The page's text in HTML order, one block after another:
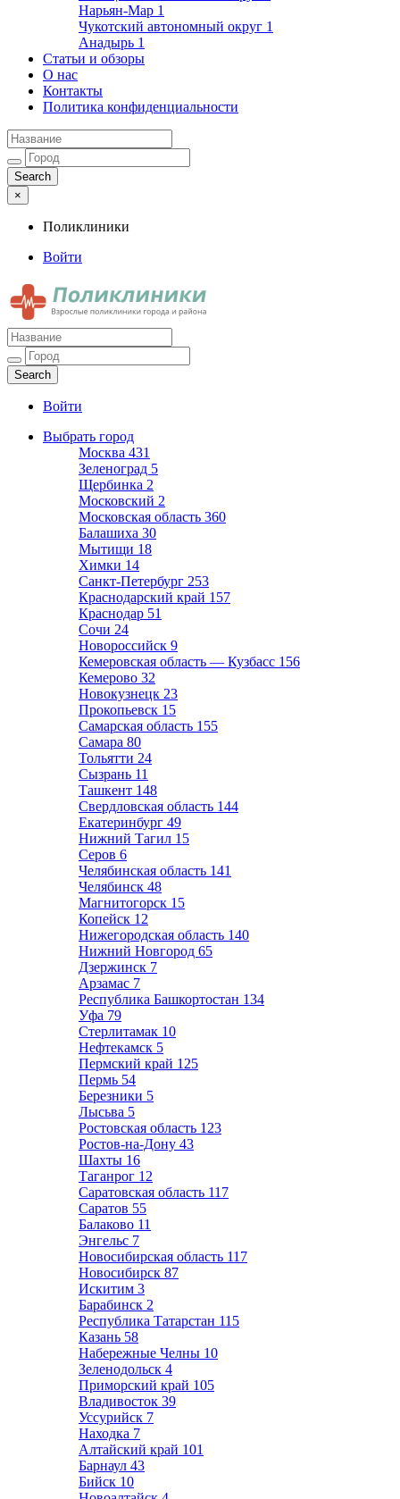
Нарьян-Мар 1
Чукотский автономный округ 1
Анадырь 1
Статьи и обзоры
О нас
Контакты
Политика конфиденциальности
×
Поликлиники
Войти
Поликлиники
Взрослые поликлиники города и района
Войти
Выбрать город
Москва 431
Зеленоград 5
Щербинка 2
Московский 2
Московская область 360
Балашиха 30
Мытищи 18
Химки 14
Санкт-Петербург 253
Краснодарский край 157
Краснодар 51
Сочи 24
Новороссийск 9
Кемеровская область — Кузбасс 156
Кемерово 32
Новокузнецк 23
Прокопьевск 15
Самарская область 155
Самара 80
Тольятти 24
Сызрань 11
Ташкент 148
Свердловская область 144
Екатеринбург 49
Нижний Тагил 15
Серов 6
Челябинская область 141
Челябинск 48
Магнитогорск 15
Копейск 12
Нижегородская область 140
Нижний Новгород 65
Дзержинск 7
Арзамас 7
Республика Башкортостан 134
Уфа 79
Стерлитамак 10
Нефтекамск 5
Пермский край 125
Пермь 54
Березники 5
Лысьва 5
Ростовская область 123
Ростов-на-Дону 43
Шахты 16
Таганрог 12
Саратовская область 117
Саратов 55
Балаково 11
Энгельс 7
Новосибирская область 117
Новосибирск 87
Искитим 3
Барабинск 2
Республика Татарстан 115
Казань 58
Набережные Челны 10
Зеленодольск 4
Приморский край 105
Владивосток 39
Уссурийск 7
Находка 7
Алтайский край 101
Барнаул 43
Бийск 10